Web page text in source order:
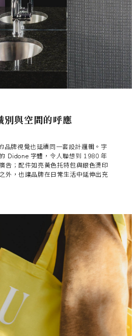
別與空間的呼應
品牌視覺也延續同一套設計邏輯。字
Didone 字體 ，令人聯想到 1980 年
告；配件如亮黃色托特包與銀色燙印
外，也讓品牌在日常生活中延伸出充